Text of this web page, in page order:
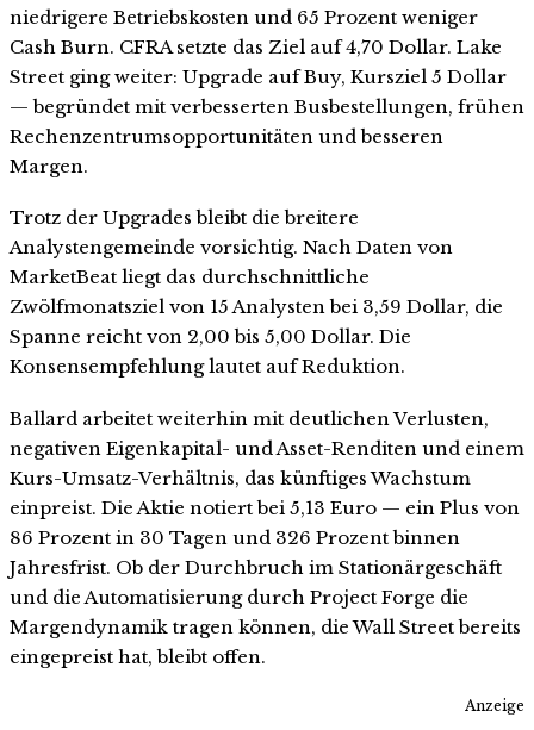
niedrigere Betriebskosten und 65 Prozent weniger
Cash Burn. CFRA setzte das Ziel auf 4,70 Dollar. Lake
Street ging weiter: Upgrade auf Buy, Kursziel 5 Dollar
— begründet mit verbesserten Busbestellungen, frühen
Rechenzentrumsopportunitäten und besseren
Margen.
Trotz der Upgrades bleibt die breitere
Analystengemeinde vorsichtig. Nach Daten von
MarketBeat liegt das durchschnittliche
Zwölfmonatsziel von 15 Analysten bei 3,59 Dollar, die
Spanne reicht von 2,00 bis 5,00 Dollar. Die
Konsensempfehlung lautet auf Reduktion.
Ballard arbeitet weiterhin mit deutlichen Verlusten,
negativen Eigenkapital- und Asset-Renditen und einem
Kurs-Umsatz-Verhältnis, das künftiges Wachstum
einpreist. Die Aktie notiert bei 5,13 Euro — ein Plus von
86 Prozent in 30 Tagen und 326 Prozent binnen
Jahresfrist. Ob der Durchbruch im Stationärgeschäft
und die Automatisierung durch Project Forge die
Margendynamik tragen können, die Wall Street bereits
eingepreist hat, bleibt offen.
Anzeige